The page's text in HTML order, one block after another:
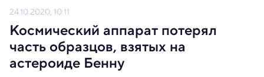
24.10.2020, 10:11
Космический аппарат потерял
часть образцов, взятых на
астероиде Бенну